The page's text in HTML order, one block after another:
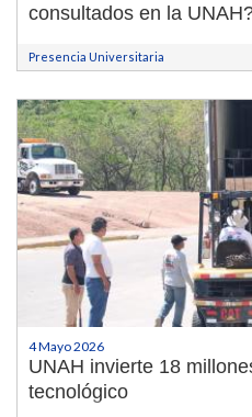
consultados en la
Presencia Universitaria
4 Mayo 2026
UNAH invierte 18
tecnológico